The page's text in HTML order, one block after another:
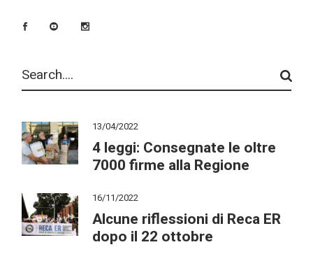
13/04/2022
4 leggi: Consegnate le oltre
7000 firme alla Regione
16/11/2022
Alcune riflessioni di Reca ER
dopo il 22 ottobre